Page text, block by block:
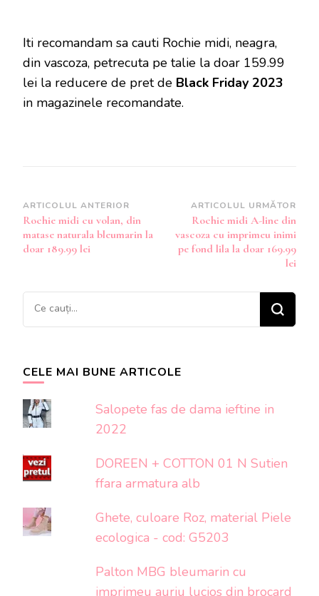
Iti recomandam sa cauti Rochie midi, neagra,
din vascoza, petrecuta pe talie la doar 159.99
lei la reducere de pret de Black Friday 2023
in magazinele recomandate.
Navigare
în
articole
ARTICOLUL ANTERIOR
Rochie midi cu volan, din
matase naturala bleumarin la
doar 189.99 lei
ARTICOLUL URMĂTOR
Rochie midi A-line din
vascoza cu imprimeu inimi
pe fond lila la doar 169.99
lei
Cauți
ceva?
CELE MAI BUNE ARTICOLE
Salopete fas de dama ieftine in
2022
DOREEN + COTTON 01 N Sutien
ffara armatura alb
Ghete, culoare Roz, material Piele
ecologica - cod: G5203
Palton MBG bleumarin cu
imprimeu auriu lucios din brocard